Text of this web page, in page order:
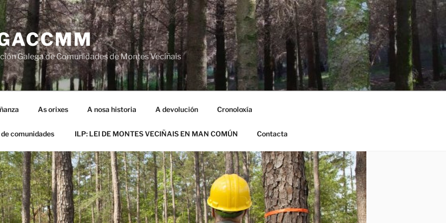
Galega de Comunidades de Montes Veciñais
As orixes A nosa historia A devolución Cronoloxía
comunidades ILP: LEI DE MONTES VECIÑAIS EN MAN COMÚN Contacta